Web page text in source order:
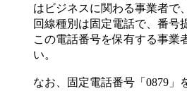
は ビジネスに関わる事業者で
回線種別は固定電話で、番号
この電話番号を保有する事業
い。
なお、固定電話番号「 0879 」